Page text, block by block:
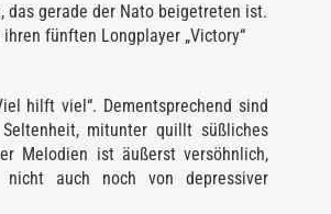
das gerade der Nato beigetreten ist.
fünften Longplayer „Victory“
hilft viel“. Dementsprechend sind
mitunter quillt süßliches
Melodien ist äußerst versöhnlich,
auch noch von depressiver